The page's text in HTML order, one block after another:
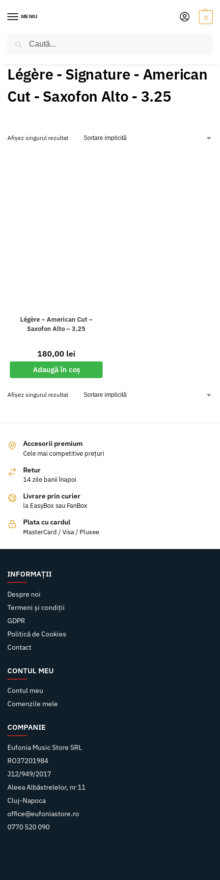
MENIU 0
Légère - Signature - American
Cut - Saxofon Alto - 3.25
Afișez singurul rezultat
Légère – American Cut –
Saxofon Alto – 3.25
180,00 lei
Adaugă în coș
Afișez singurul rezultat
Accesorii premium
Cele mai competitive prețuri
Retur
14 zile banii înapoi
Livrare prin curier
la EasyBox sau FanBox
Plata cu cardul
MasterCard / Visa / Pluxee
INFORMAȚII
Despre noi
Termeni și condiții
GDPR
Politică de Cookies
Contact
CONTUL MEU
Contul meu
Comenzile mele
COMPANIE
Eufonia Music Store SRL
RO37201984
J12/949/2017
Aleea Albăstrelelor, nr 11
Cluj-Napoca
office@eufoniastore.ro
0770 520 090